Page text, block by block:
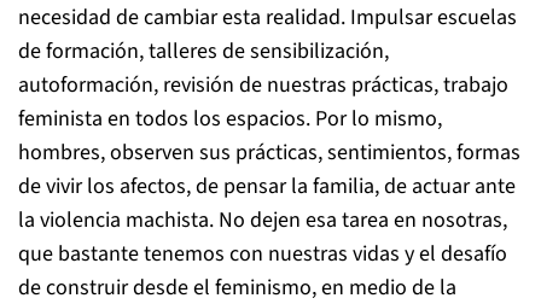
necesidad de cambiar esta realidad. Impulsar escuelas
de formación, talleres de sensibilización,
autoformación, revisión de nuestras prácticas, trabajo
feminista en todos los espacios. Por lo mismo,
hombres, observen sus prácticas, sentimientos, formas
de vivir los afectos, de pensar la familia, de actuar ante
la violencia machista. No dejen esa tarea en nosotras,
que bastante tenemos con nuestras vidas y el desafío
de construir desde el feminismo, en medio de la